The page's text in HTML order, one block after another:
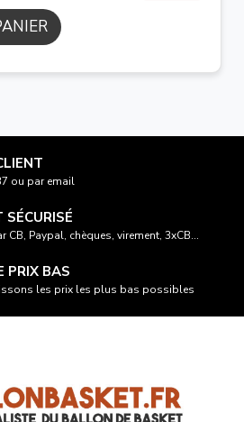
ou par email
SÉCURISÉ
CB, Paypal, chèques, virement, 3xCB...
PRIX BAS
les prix les plus bas possibles